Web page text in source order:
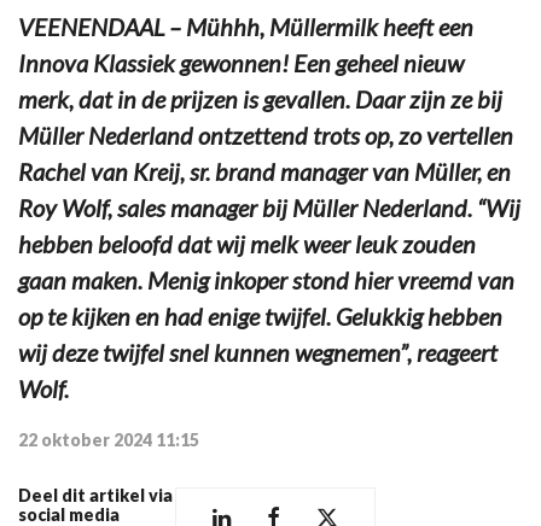
VEENENDAAL – Mühhh, Müllermilk heeft een
Innova Klassiek gewonnen! Een geheel nieuw
merk, dat in de prijzen is gevallen. Daar zijn ze bij
Müller Nederland ontzettend trots op, zo vertellen
Rachel van Kreij, sr. brand manager van Müller, en
Roy Wolf, sales manager bij Müller Nederland. “Wij
hebben beloofd dat wij melk weer leuk zouden
gaan maken. Menig inkoper stond hier vreemd van
op te kijken en had enige twijfel. Gelukkig hebben
wij deze twijfel snel kunnen wegnemen”, reageert
Wolf.
22 oktober 2024 11:15
Deel dit artikel via
social media